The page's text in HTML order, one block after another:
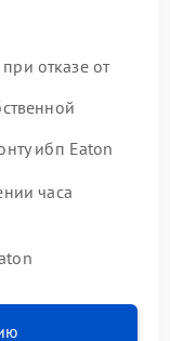
отказе от
ибп Eaton
часа